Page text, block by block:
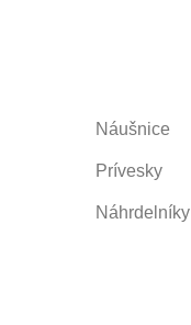
Náušnice
Prívesky
Náhrdelníky